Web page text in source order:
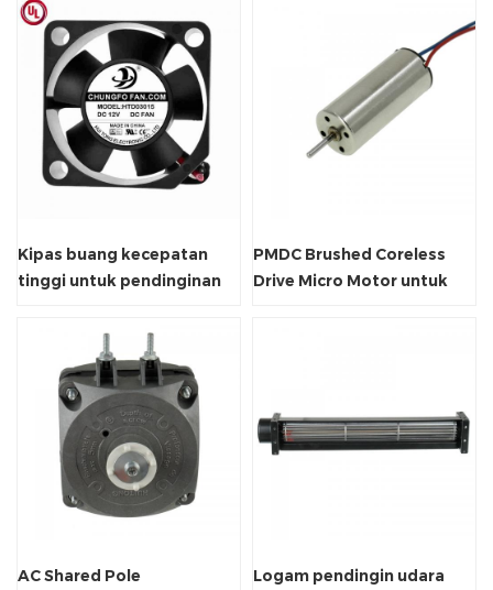
Kipas buang kecepatan
tinggi untuk pendinginan
PMDC Brushed Coreless
Drive Micro Motor untuk
AC Shared Pole
Logam pendingin udara